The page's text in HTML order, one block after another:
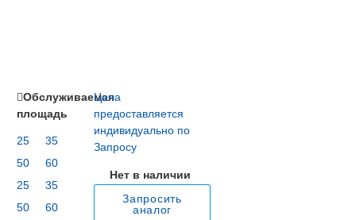
Цена
предоставляется
индивидуально по
Запросу
Нет в наличии
Запросить
аналог
Обслуживаемая
площадь
25
35
50
60
25
35
50
60